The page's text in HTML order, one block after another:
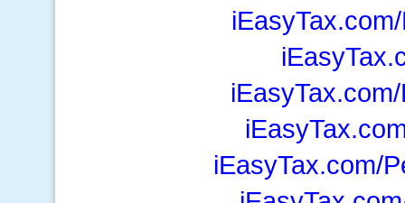
iEasyTax.com/